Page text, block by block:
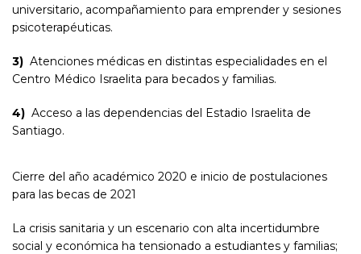
universitario, acompañamiento para emprender y sesiones
psicoterapéuticas.
3) Atenciones médicas en distintas especialidades en el
Centro Médico Israelita para becados y familias.
4) Acceso a las dependencias del Estadio Israelita de
Santiago.
Cierre del año académico 2020 e inicio de postulaciones
para las becas de 2021
La crisis sanitaria y un escenario con alta incertidumbre
social y económica ha tensionado a estudiantes y familias;